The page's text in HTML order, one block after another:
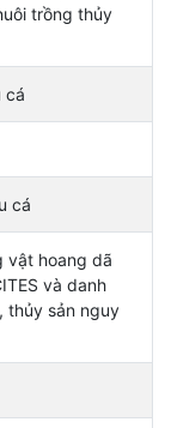
trồng thủy
cá
cá
vật hoang dã
và danh
thủy sản nguy